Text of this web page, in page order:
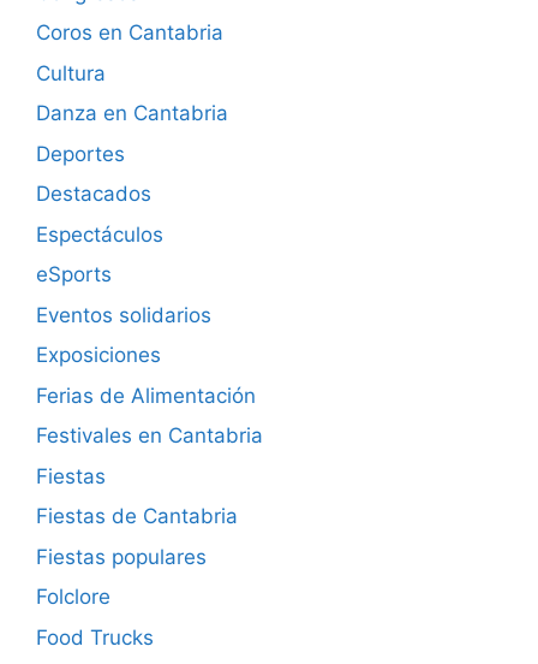
Coros en Cantabria
Cultura
Danza en Cantabria
Deportes
Destacados
Espectáculos
eSports
Eventos solidarios
Exposiciones
Ferias de Alimentación
Festivales en Cantabria
Fiestas
Fiestas de Cantabria
Fiestas populares
Folclore
Food Trucks